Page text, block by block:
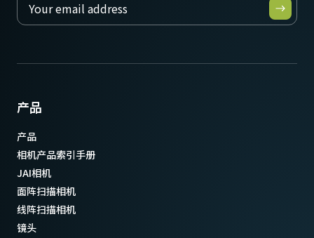
产品
产品
相机产品索引手册
JAI相机
面阵扫描相机
线阵扫描相机
镜头